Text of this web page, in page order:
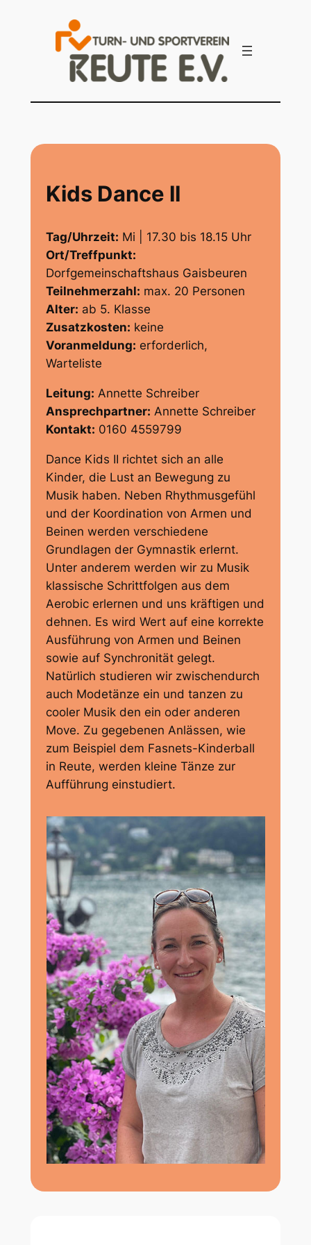
Kids Dance ll
Tag/Uhrzeit: Mi | 17.30 bis 18.15 Uhr
Ort/Treffpunkt:
Dorfgemeinschaftshaus Gaisbeuren
Teilnehmerzahl: max. 20 Personen
Alter: ab 5. Klasse
Zusatzkosten: keine
Voranmeldung: erforderlich,
Warteliste
Leitung: Annette Schreiber
Ansprechpartner: Annette Schreiber
Kontakt: 0160 4559799
Dance Kids II richtet sich an alle
Kinder, die Lust an Bewegung zu
Musik haben. Neben Rhythmusgefühl
und der Koordination von Armen und
Beinen werden verschiedene
Grundlagen der Gymnastik erlernt.
Unter anderem werden wir zu Musik
klassische Schrittfolgen aus dem
Aerobic erlernen und uns kräftigen und
dehnen. Es wird Wert auf eine korrekte
Ausführung von Armen und Beinen
sowie auf Synchronität gelegt.
Natürlich studieren wir zwischendurch
auch Modetänze ein und tanzen zu
cooler Musik den ein oder anderen
Move. Zu gegebenen Anlässen, wie
zum Beispiel dem Fasnets-Kinderball
in Reute, werden kleine Tänze zur
Aufführung einstudiert.